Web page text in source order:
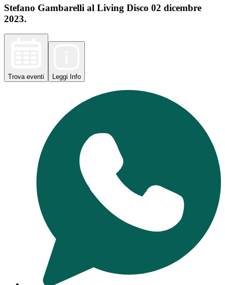
Stefano Gambarelli al Living Disco 02 dicembre
2023.
Trova eventi Leggi Info